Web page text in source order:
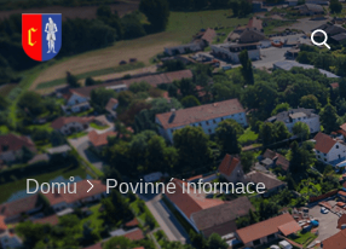
Domů Povinné informace